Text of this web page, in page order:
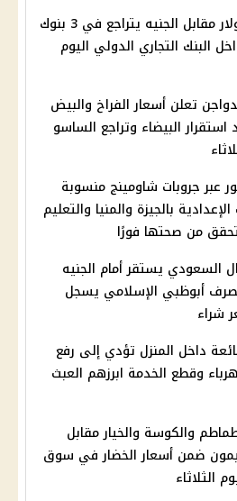
سعر الدولار مقابل الجنيه يتراجع في 3 بنوك
البنك التجاري الدولي اليوم
تعلن أسعار الفراخ والبيض
استقرار البيضاء وتراجع الساسو
عبر جروبات شاومينج منسوبة
الإعدادية بالجيزة والمنيا والتعليم
من صحتها فورًا
السعودي يستقر أمام الجنيه
أبوظبي الإسلامي يسجل
شراء
داخل المنزل تؤدي إلى رفع
وقطع الخدمة ابرزهم العبث
والكوسة والخيار مقابل
ضمن أسعار الخضار في سوق
الثلاثاء